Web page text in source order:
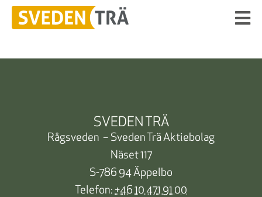
SVEDEN TRÄ
Rågsveden – Sveden Trä Aktiebolag
Näset 117
S-786 94 Äppelbo
Telefon: +46 10 471 91 00